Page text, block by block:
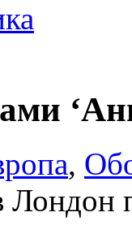
,
Лондон